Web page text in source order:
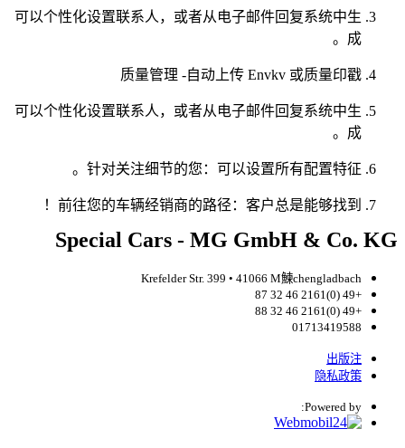
可以个性化设置联系人，或者从电子邮件回复系统中生
成。
质量管理 -自动上传 Envkv 或质量印戳
可以个性化设置联系人，或者从电子邮件回复系统中生
成。
针对关注细节的您：可以设置所有配置特征。
前往您的车辆经销商的路径：客户总是能够找到！
Special Cars - MG GmbH & Co. KG
Krefelder Str. 399 • 41066 M鰊chengladbach
+49 (0)2161 46 32 87
+49 (0)2161 46 32 88
01713419588
出版注
隐私政策
Powered by: